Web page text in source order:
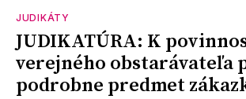
JUDIKÁTY
JUDIKATÚRA: K
verejného obstarávateľa
podrobne predmet